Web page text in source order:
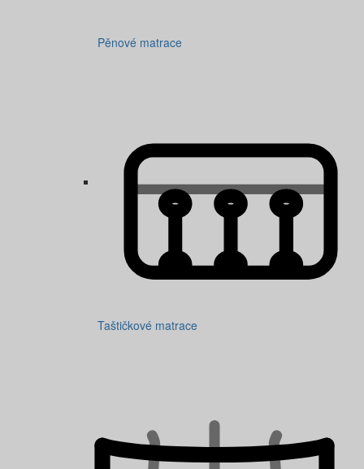
Pěnové matrace
Taštičkové matrace